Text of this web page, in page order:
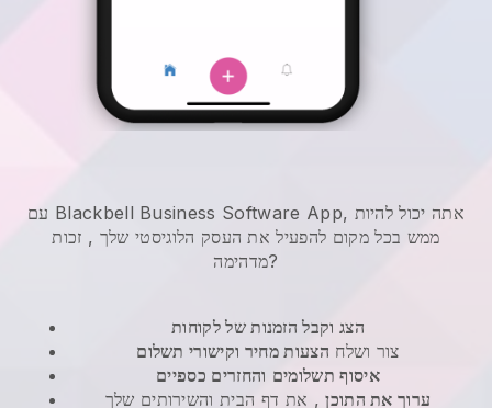
עם Blackbell Business Software App, אתה יכול להיות
ממש בכל מקום להפעיל את העסק הלוגיסטי שלך , זכות
מדהימה?
הצג וקבל הזמנות של לקוחות
צור ושלח הצעות מחיר וקישורי תשלום
איסוף תשלומים והחזרים כספיים
ערוך את התוכן, את דף הבית והשירותים שלך